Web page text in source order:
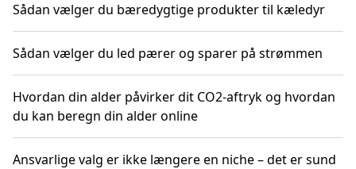
Sådan vælger du bæredygtige produkter til kæledyr
Sådan vælger du led pærer og sparer på strømmen
Hvordan din alder påvirker dit CO2-aftryk og hvordan
du kan beregn din alder online
Ansvarlige valg er ikke længere en niche – det er sund